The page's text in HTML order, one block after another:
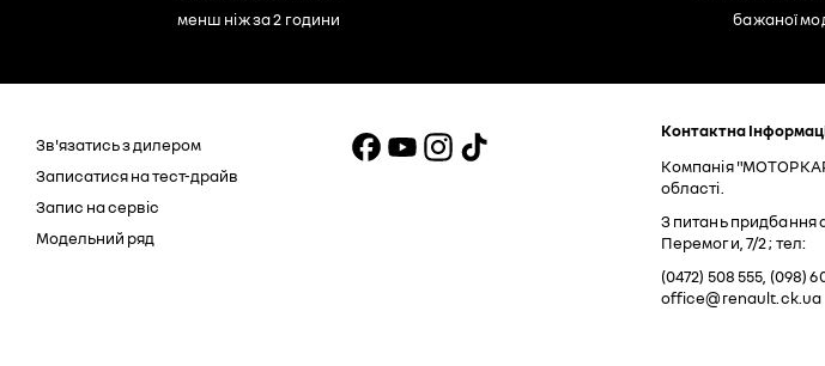
менш ніж за 2 години
бажаної
Зв'язатись з дилером
Записатися на тест-драйв
Запис на сервіс
Модельний ряд
Контактна
Компанія "МОТОРКАР
області.
З питань придбання
Перемоги, 7/2 ; тел:
(0472) 508 555, (098)
office@renault.ck.ua